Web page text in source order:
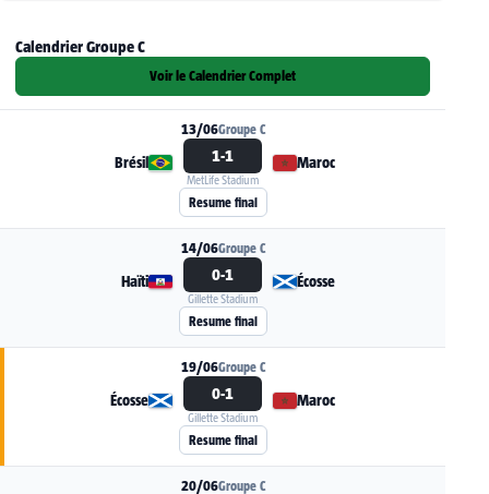
Calendrier Groupe C
Voir le Calendrier Complet
Voir la fiche du match Brésil - Maroc
13/06Groupe C
Brésil 1-1
MetLife Stadium
Maroc
Resume final
Voir la fiche du match Haïti - Écosse
14/06Groupe C
Haïti 0-1
Gillette Stadium
Écosse
Resume final
Voir la fiche du match Écosse - Maroc
19/06Groupe C
Écosse 0-1
Gillette Stadium
Maroc
Resume final
20/06Groupe C